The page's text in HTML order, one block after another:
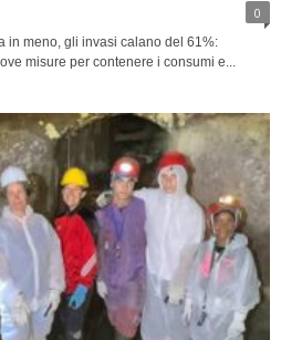
0
in meno, gli invasi calano del 61%:
misure per contenere i consumi e...